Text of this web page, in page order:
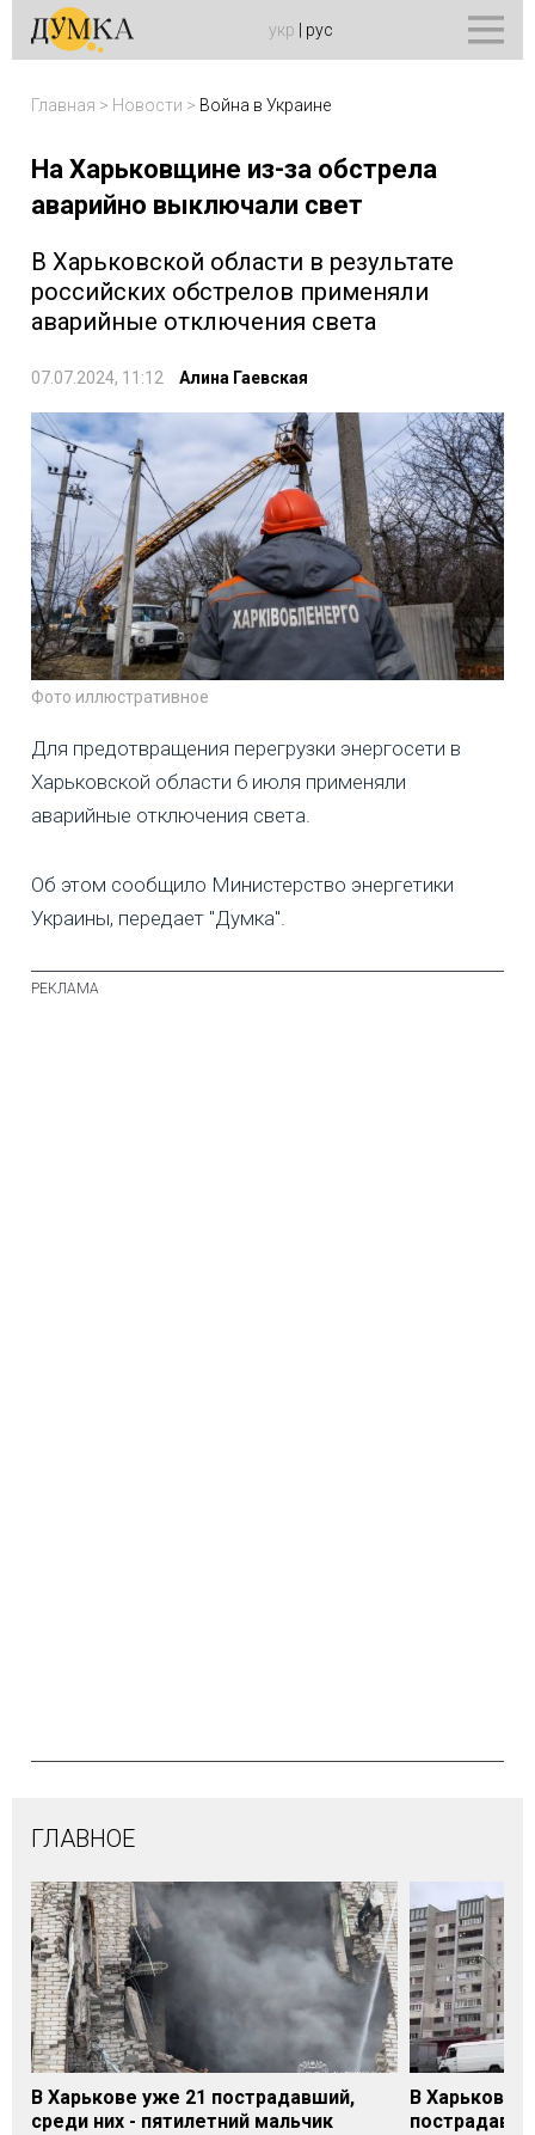
укр рус
Главная > Новости > Война в Украине
На Харьковщине из-за обстрела
аварийно выключали свет
В Харьковской области в результате
российских обстрелов применяли
аварийные отключения света
07.07.2024, 11:12 Алина Гаевская
Фото иллюстративное
Для предотвращения перегрузки энергосети в
Харьковской области 6 июля применяли
аварийные отключения света.
Об этом сообщило Министерство энергетики
Украины, передает "Думка".
ГЛАВНОЕ
В Харькове уже 21 пострадавший,
среди них - пятилетний мальчик
В Харькове